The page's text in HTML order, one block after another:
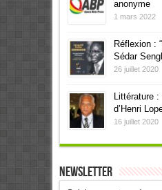
anonyme
1 mars 2022
Réflexion :
Sédar
26 juillet 2020
Littérature
d’Henri
16 juillet 2020
Newsletter